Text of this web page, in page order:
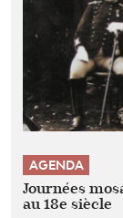
AGENDA
Journées
au 18e siècle